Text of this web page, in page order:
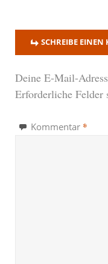
SCHREIBE
Deine E-Mail-
Erforderliche Felder
Kommentar *